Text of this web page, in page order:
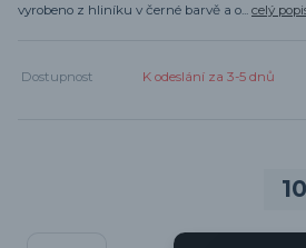
vyrobeno z hliníku v černé barvě a o... celý
Dostupnost K odeslání za 3-5 dnů